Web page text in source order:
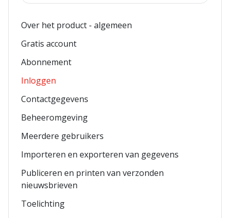
Over het product - algemeen
Gratis account
Abonnement
Inloggen
Contactgegevens
Beheeromgeving
Meerdere gebruikers
Importeren en exporteren van gegevens
Publiceren en printen van verzonden
nieuwsbrieven
Toelichting